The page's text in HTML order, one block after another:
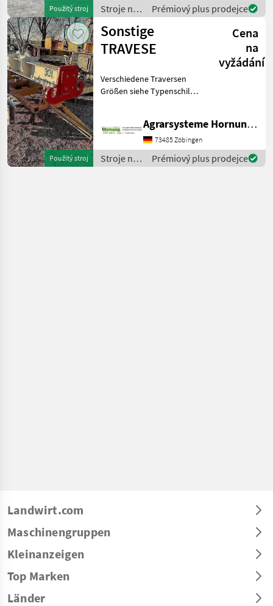
Použitý stroj
bager
Stroje na
stavbu /
Kubota
Prémiový plus prodejce
Použitý stroj
Sonstige
TRAVESE
Cena
na
vyžádání
Verschiedene Traversen
Größen siehe Typenschild
Ostatné stroje stavebného
Agrarsysteme Hornung GmbH & Co. KG
73485 Zöbingen
Stroje na
stavbu /
Prémiový plus prodejce
Landwirt.com
Maschinengruppen
Kleinanzeigen
Top Marken
Länder